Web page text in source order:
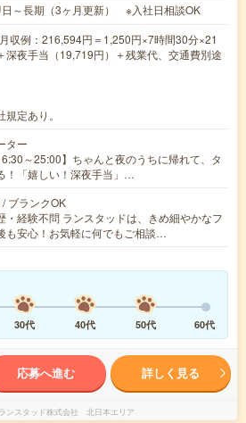
～長期（3ヶ月更新） ※入社日相談OK
収例：216,594円＝1,250円×7時間30分×21
深夜手当（19,719円）＋残業代、交通費別途
定あり。
ター
～25:00】ちゃんと夜のうちに帰れて、タ
！「嬉しい！深夜手当」…
ブランクOK
・経験不問 ランスタッドは、きめ細やかなフ
も安心！お気軽に何でもご相談…
30代 40代 50代 60代
応募へ進む 詳しく見る
ランスタッド株式会社 北日本エリア